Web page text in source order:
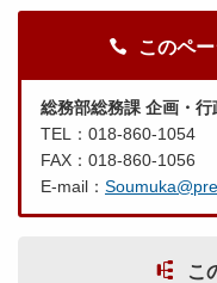
このペ
総務部総務課 企画・行
TEL：018-860-1054
FAX：018-860-1056
E-mail：
こ